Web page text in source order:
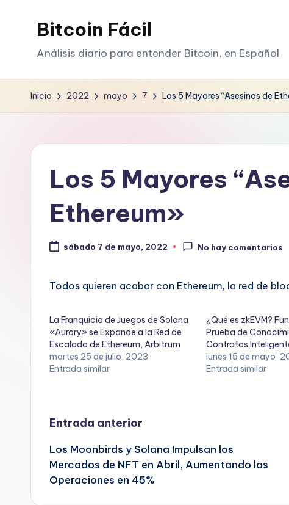
Bitcoin Fácil
Análisis diario para entender Bitcoin, en Español
Inicio 2022 mayo 7 Los 5 Mayores “Asesinos de
Los 5 Mayores
Ethereum»
sábado 7 de mayo, 2022 No hay comentarios
Todos quieren acabar con Ethereum, la red de
La Franquicia de Juegos de Solana
«Aurory» se Expande a la Red de
Escalado de Ethereum, Arbitrum
martes 25 de julio, 2023
Entrada similar
¿Qué es zkEVM?
Prueba de
Contratos
lunes 15 de mayo,
Entrada similar
Navegación
de
entradas
Entrada anterior
Los Moonbirds y Solana Impulsan los
Mercados de NFT en Abril, Aumentando las
Operaciones en 45%